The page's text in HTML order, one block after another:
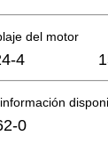
del motor
4
0